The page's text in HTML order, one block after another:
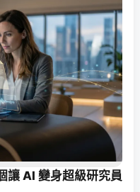
讓 AI 變身超級研究員